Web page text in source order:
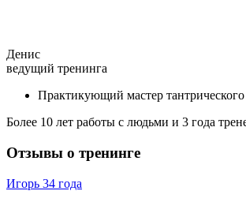
Денис
ведущий тренинга
Практикующий мастер
Более 10 лет работы с людьми и 3 года
Отзывы о тренинге
Игорь 34 года